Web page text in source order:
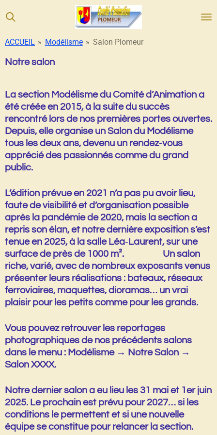
au
principal
ACCUEIL » Modélisme » Salon Plomeur
Notre salon
La section Modélisme du Comité d’Animation a
été créée en 2015, à la suite du succès
rencontré lors de nos premières portes ouvertes.
Depuis, elle organise unSalon du Modélisme
tous les deux ans, devenu un rendez‑vous
apprécié des passionnés comme du grand
public.
L’édition prévue en 2021 n’a pas pu avoir lieu,
faute de visibilité et d’organisation possible
après la pandémie de 2020, mais la section a
repris son élan, et notre dernière exposition s’est
tenue en 2025, à la salle Léa‑Laurent, sur une
surface de près de 1000 m². Un salon
riche, varié, avec de nombreux exposants venus
présenter leurs réalisations : bateaux, réseaux
ferroviaires, maquettes, dioramas… un vrai
plaisir pour les petits comme pour les grands.
Vous pouvez retrouver les reportages
photographiques de nos précédents salons
dans le menu : Modélisme → Notre Salon →
Salon XXXX.
Notre dernier salon a eu lieu les 31 mai et 1er juin
2025. Le prochain est prévu pour2027… si les
conditions le permettent et si une nouvelle
équipe se constitue pour relancer la section.